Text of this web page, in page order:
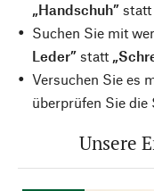
„Handschuh” statt
Suchen Sie mit
Leder” statt
Versuchen Sie es
überprüfen Sie die
Unsere